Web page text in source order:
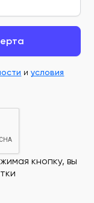
иусловия
кнопку, вы